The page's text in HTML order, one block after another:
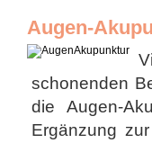
Augen-
schonenden
die Augen-
Ergänzung